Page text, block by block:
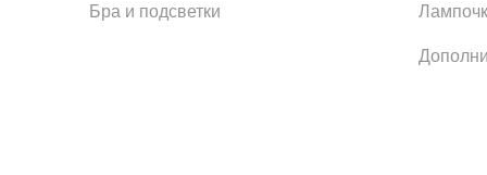
Бра и подсветки